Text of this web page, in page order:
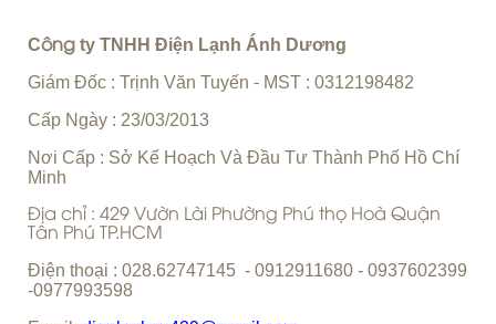
Công ty TNHH Điện Lạnh Ánh Dương
Giám Đốc : Trịnh Văn Tuyến - MST : 0312198482
Cấp Ngày : 23/03/2013
Nơi Cấp : Sở Kế Hoạch Và Đầu Tư Thành Phố Hồ Chí
Minh
Địa chỉ : 429 Vườn Lài Phường Phú thọ Hoà Quận
Tân Phú TP.HCM
Điện thoại : 028.62747145 - 0912911680 - 0937602399
-0977993598